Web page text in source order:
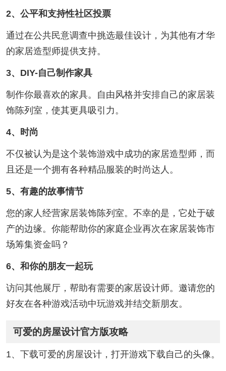
2、公平和支持性社区投票
通过在公共民意调查中挑选最佳设计，为其他有才华
的家居造型师提供支持。
3、DIY-自己制作家具
制作你最喜欢的家具。自由风格并安排自己的家居装
饰陈列室，使其更具吸引力。
4、时尚
不仅被认为是这个装饰游戏中成功的家居造型师，而
且还是一个拥有各种精品服装的时尚达人。
5、有趣的故事情节
您的家人经营家居装饰陈列室。不幸的是，它处于破
产的边缘。你能帮助你的家庭企业再次在家居装饰市
场筹集资金吗？
6、和你的朋友一起玩
访问其他展厅，帮助有需要的家居设计师。邀请您的
好友在各种游戏活动中玩游戏并结交新朋友。
可爱的房屋设计官方版攻略
1、下载可爱的房屋设计，打开游戏下载自己的头像。